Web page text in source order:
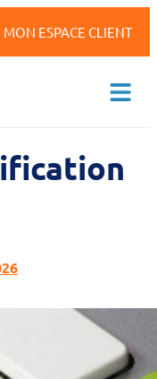
MON ESPACE CLIENT